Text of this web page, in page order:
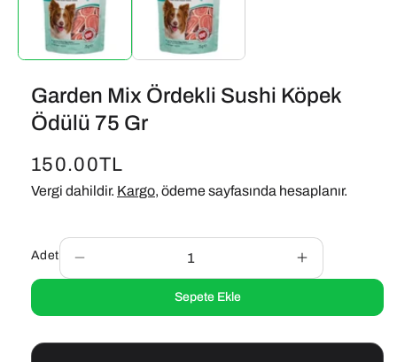
Garden Mix Ördekli Sushi Köpek
Ödülü 75 Gr
Normal
fiyat
150.00TL
Vergi dahildir. Kargo, ödeme sayfasında hesaplanır.
Adet
Mix
Sushi
Garden
Mix
Sushi
Sepete Ekle